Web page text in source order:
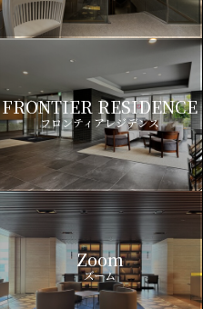
FRONTIER RESIDENCE
フロンティアレジデンス
Zoom
ズーム